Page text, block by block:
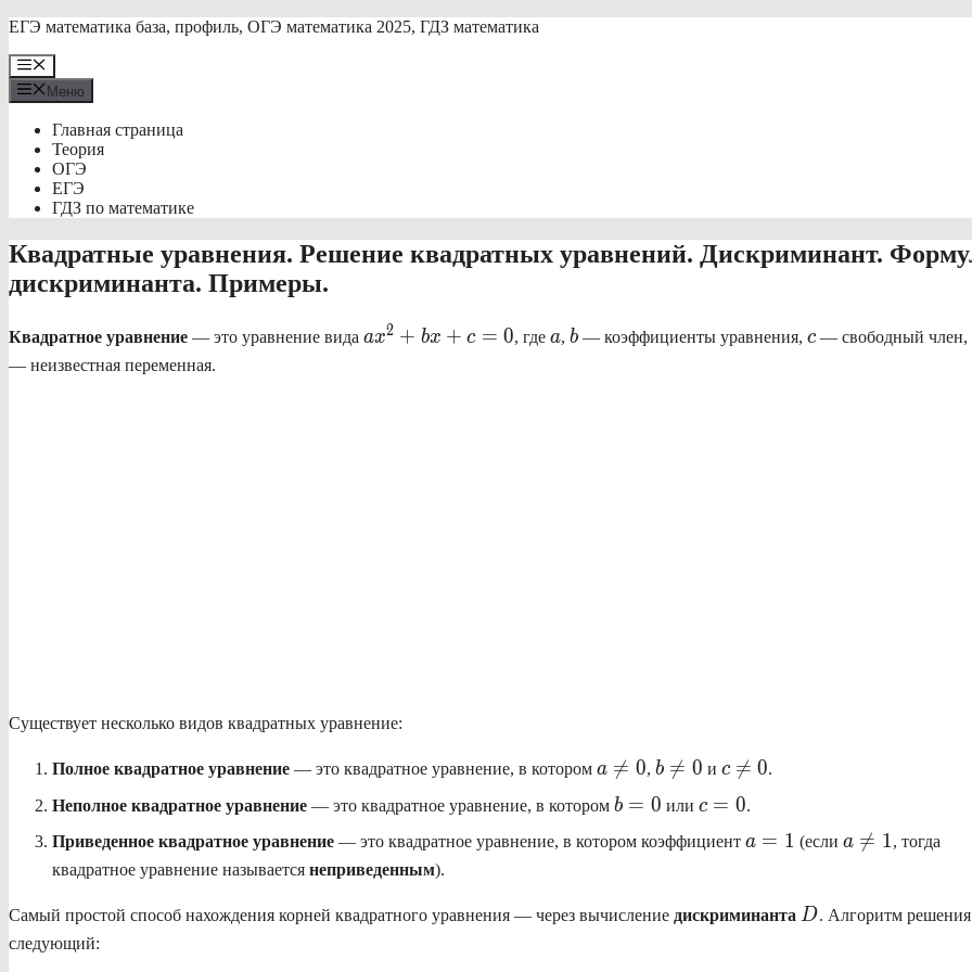
Перейти
содержимому
ЕГЭ математика база, профиль, ОГЭ математика 2025, ГДЗ математика
Меню
Меню
Главная страница
Теория
ОГЭ
ЕГЭ
ГДЗ по математике
Квадратные уравнения. Решение квадратных уравнений. Дискриминант.
дискриминанта. Примеры.
Квадратное уравнение — это уравнение вида ax^2+bx+c=0
ax2 + bx + c = 0, где a
a, b
b— коэффициенты уравнения, c
c— свободный
— неизвестная переменная.
Существует несколько видов квадратных уравнение:
Полное квадратное уравнение — это квадратное уравнение, в котором a\neq0
a 
= 0, b\neq0
b 
= 0 и c\neq0
c 
= 0.
Неполное квадратное уравнение — это квадратное уравнение, в котором b=0
b = 0 или c=0
c = 0.
Приведенное квадратное уравнение — это квадратное уравнение, в котором коэффициент a=1
a = 1 (если a\neq1
a 
= 1, тогда
квадратное уравнение называется неприведенным).
Самый простой способ нахождения корней квадратного уравнения — через вычисление дискриминанта D
D. Алгоритм решения
следующий: